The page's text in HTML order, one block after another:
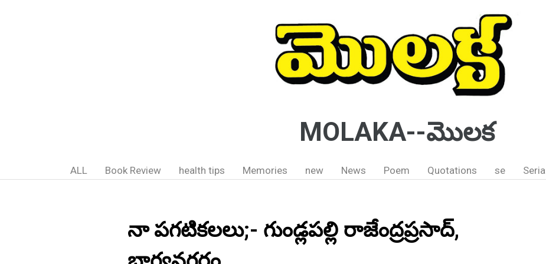
MOLAKA--మొలక
ALL Book Review health tips Memories new News Poem Quotations se Seria
నా పగటికలలు;- గుండ్లపల్లి రాజేంద్రప్రసాద్,